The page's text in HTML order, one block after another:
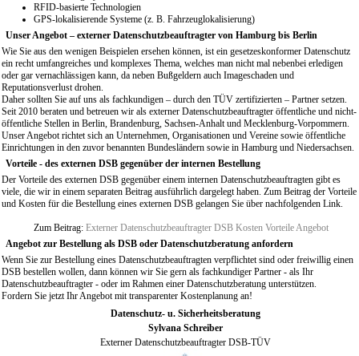
RFID-basierte Technologien
GPS-lokalisierende Systeme (z. B. Fahrzeuglokalisierung)
Unser Angebot – externer Datenschutzbeauftragter von Hamburg bis Berlin
Wie Sie aus den wenigen Beispielen ersehen können, ist ein gesetzeskonformer Datenschutz
ein recht umfangreiches und komplexes Thema, welches man nicht mal nebenbei erledigen
oder gar vernachlässigen kann, da neben Bußgeldern auch Imageschaden und
Reputationsverlust drohen.
Daher sollten Sie auf uns als fachkundigen – durch den TÜV zertifizierten – Partner setzen.
Seit 2010 beraten und betreuen wir als externer Datenschutzbeauftragter öffentliche und nicht-
öffentliche Stellen in Berlin, Brandenburg, Sachsen-Anhalt und Mecklenburg-Vorpommern.
Unser Angebot richtet sich an Unternehmen, Organisationen und Vereine sowie öffentliche
Einrichtungen in den zuvor benannten Bundesländern sowie in Hamburg und Niedersachsen.
Vorteile - des externen DSB gegenüber der internen Bestellung
Der Vorteile des externen DSB gegenüber einem internen Datenschutzbeauftragten gibt es
viele, die wir in einem separaten Beitrag ausführlich dargelegt haben. Zum Beitrag der Vorteile
und Kosten für die Bestellung eines externen DSB gelangen Sie über nachfolgenden Link.
Zum Beitrag: Externer Datenschutzbeauftragter DSB Kosten Vorteile Angebot
Angebot zur Bestellung als DSB oder Datenschutzberatung anfordern
Wenn Sie zur Bestellung eines Datenschutzbeauftragten verpflichtet sind oder freiwillig einen
DSB bestellen wollen, dann können wir Sie gern als fachkundiger Partner - als Ihr
Datenschutzbeauftragter - oder im Rahmen einer Datenschutzberatung unterstützen.
Fordern Sie jetzt Ihr Angebot mit transparenter Kostenplanung an!
Datenschutz- u. Sicherheitsberatung
Sylvana Schreiber
Externer DatenschutzbeauftragterDSB-TÜV